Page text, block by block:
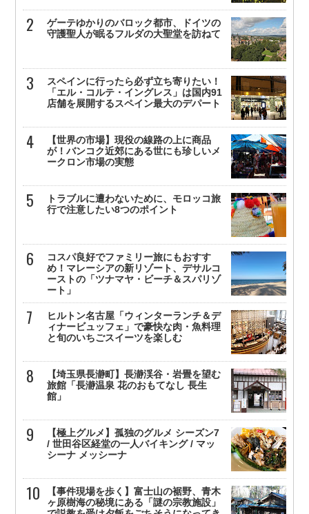
ゲーテゆかりのバロック都市、ドイツの
守護聖人が眠るフルダの大聖堂を訪ねて
スペインに行ったら必ず立ち寄りたい！
「エル・コルテ・イングレス」は国内91
店舗を展開するスペイン最大のデパート
【世界の市場】現役の線路の上に商品
が！バンコク近郊にある世にも珍しいメ
ークロン市場の実態
トラブルに遭わないために、モロッコ旅
行で注意したい8つのポイント
コスパ良好でファミリー旅にもおすす
め！マレーシアの新リゾート、デサルコ
ーストの「ツナマヤ・ビーチ＆スパリゾ
ート」
ヒルトン名古屋「ウィンターランチ＆デ
ィナービュッフェ」で豪快な肉・魚料理
と旬のいちごスイーツを楽しむ
【埼玉県長瀞町】長瀞渓谷・岩畳を望む
旅館「長瀞温泉 花のおもてなし 長生
館」
【極上グルメ】孤独のグルメ シーズン7
/ 世田谷区経堂の一人バイキング / マッ
シーナ メッシーナ
【事件現場を歩く】富士山の裾野、青木
ヶ原樹海の秘境にある「謎の宗教施設」